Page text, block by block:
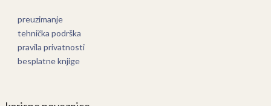
preuzimanje
tehnička podrška
pravila privatnosti
besplatne knjige